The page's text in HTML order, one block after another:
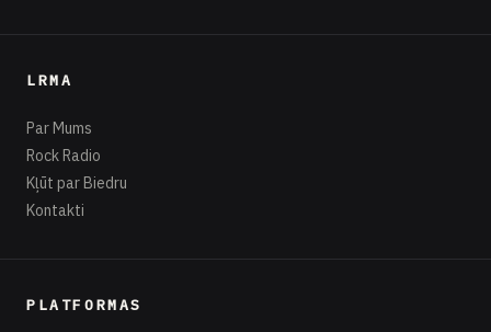
LRMA
Par Mums
Rock Radio
Kļūt par Biedru
Kontakti
PLATFORMAS